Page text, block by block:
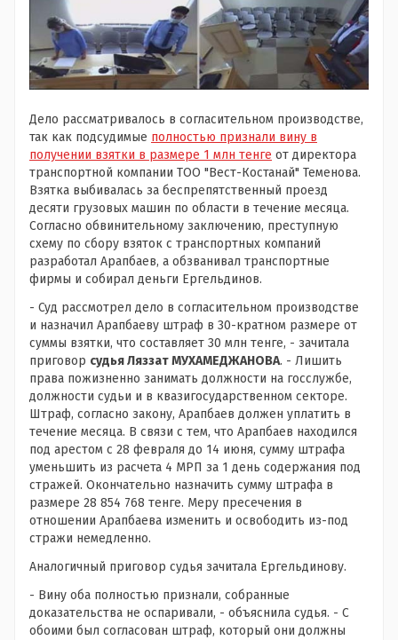
Дело рассматривалось в согласительном производстве,
так как подсудимые полностью признали вину в
получении взятки в размере 1 млн тенге от директора
транспортной компании ТОО "Вест-Костанай" Теменова.
Взятка выбивалась за беспрепятственный проезд
десяти грузовых машин по области в течение месяца.
Согласно обвинительному заключению, преступную
схему по сбору взяток с транспортных компаний
разработал Арапбаев, а обзванивал транспортные
фирмы и собирал деньги Ергельдинов.
- Суд рассмотрел дело в согласительном производстве
и назначил Арапбаеву штраф в 30-кратном размере от
суммы взятки, что составляет 30 млн тенге, - зачитала
приговор судья Ляззат МУХАМЕДЖАНОВА. - Лишить
права пожизненно занимать должности на госслужбе,
должности судьи и в квазигосударственном секторе.
Штраф, согласно закону, Арапбаев должен уплатить в
течение месяца. В связи с тем, что Арапбаев находился
под арестом с 28 февраля до 14 июня, сумму штрафа
уменьшить из расчета 4 МРП за 1 день содержания под
стражей. Окончательно назначить сумму штрафа в
размере 28 854 768 тенге. Меру пресечения в
отношении Арапбаева изменить и освободить из-под
стражи немедленно.
Аналогичный приговор судья зачитала Ергельдинову.
- Вину оба полностью признали, собранные
доказательства не оспаривали, - объяснила судья. - С
обоими был согласован штраф, который они должны